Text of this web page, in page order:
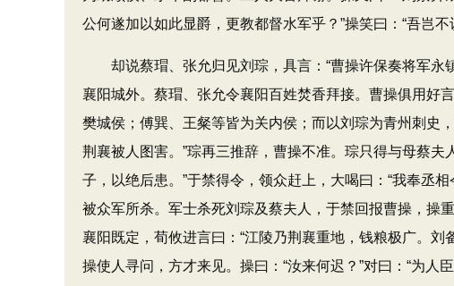
公何遂加以如此显爵，更教都督水军乎？”操笑曰：“吾岂
却说蔡瑁、张允归见刘琮，具言：“曹操许保奏将军永
襄阳城外。蔡瑁、张允令襄阳百姓焚香拜接。曹操俱用好
樊城侯；傅巽、王粲等皆为关内侯；而以刘琮为青州刺史
荆襄被人图害。”琮再三推辞，曹操不准。琮只得与母蔡
子，以绝后患。”于禁得令，领众赶上，大喝曰：“我奉丞
被众军所杀。军士杀死刘琮及蔡夫人，于禁回报曹操，操
襄阳既定，荀攸进言曰：“江陵乃荆襄重地，钱粮极广。刘
操使人寻问，方才来见。操曰：“汝来何迟？”对曰：“为人